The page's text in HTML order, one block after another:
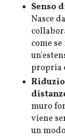
Senso
Nasce
come
propria
muro
viene
un